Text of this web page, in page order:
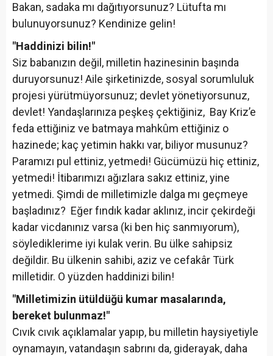
Bakan, sadaka mı dağıtıyorsunuz? Lütufta mı
bulunuyorsunuz? Kendinize gelin!
"Haddinizi bilin!"
Siz babanızın değil, milletin hazinesinin başında
duruyorsunuz! Aile şirketinizde, sosyal sorumluluk
projesi yürütmüyorsunuz; devlet yönetiyorsunuz,
devlet! Yandaşlarınıza peşkeş çektiğiniz, Bay Kriz’e
feda ettiğiniz ve batmaya mahkûm ettiğiniz o
hazinede; kaç yetimin hakkı var, biliyor musunuz?
Paramızı pul ettiniz, yetmedi! Gücümüzü hiç ettiniz,
yetmedi! İtibarımızı ağızlara sakız ettiniz, yine
yetmedi. Şimdi de milletimizle dalga mı geçmeye
başladınız? Eğer fındık kadar aklınız, incir çekirdeği
kadar vicdanınız varsa (ki ben hiç sanmıyorum),
söylediklerime iyi kulak verin. Bu ülke sahipsiz
değildir. Bu ülkenin sahibi, aziz ve cefakâr Türk
milletidir. O yüzden haddinizi bilin!
"Milletimizin ütüldüğü kumar masalarında,
bereket bulunmaz!"
Cıvık cıvık açıklamalar yapıp, bu milletin haysiyetiyle
oynamayın, vatandaşın sabrını da, giderayak, daha